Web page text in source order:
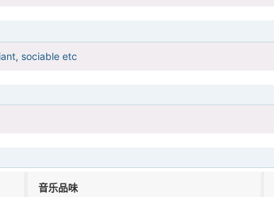
sociable etc
音乐品味